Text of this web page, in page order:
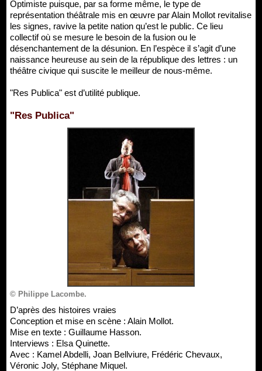
Optimiste puisque, par sa forme même, le type de
représentation théâtrale mis en œuvre par Alain Mollot revitalise
les signes, ravive la petite nation qu’est le public. Ce lieu
collectif où se mesure le besoin de la fusion ou le
désenchantement de la désunion. En l’espèce il s’agit d’une
naissance heureuse au sein de la république des lettres : un
théâtre civique qui suscite le meilleur de nous-même.
"Res Publica" est d’utilité publique.
"Res Publica"
© Philippe Lacombe.
D’après des histoires vraies
Conception et mise en scène : Alain Mollot.
Mise en texte : Guillaume Hasson.
Interviews : Elsa Quinette.
Avec : Kamel Abdelli, Joan Bellviure, Frédéric Chevaux,
Véronic Joly, Stéphane Miquel.